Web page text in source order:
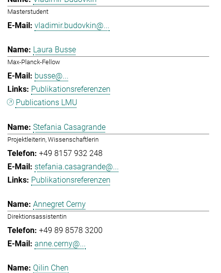
Masterstudent
vladimir.budovkin@...
Laura Busse
Max-Planck-Fellow
busse@...
Publikationsreferenzen
Publications LMU
Stefania Casagrande
Projektleiterin, Wissenschaftlerin
+49 8157 932 248
stefania.casagrande@...
Publikationsreferenzen
Annegret Cerny
Direktionsassistentin
+49 89 8578 3200
anne.cerny@...
Qilin Chen